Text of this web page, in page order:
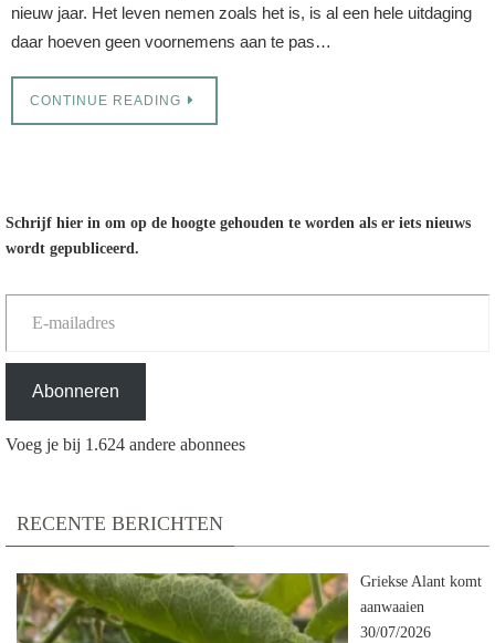
nieuw jaar. Het leven nemen zoals het is, is al een hele uitdaging
daar hoeven geen voornemens aan te pas…
CONTINUE READING
Schrijf hier in om op de hoogte gehouden te worden als er iets nieuws
wordt gepubliceerd.
E-mailadres
Abonneren
Voeg je bij 1.624 andere abonnees
RECENTE BERICHTEN
Griekse Alant komt
aanwaaien
30/07/2026